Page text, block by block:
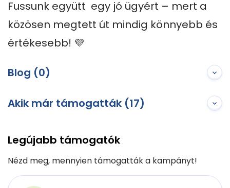
Fussunk együtt  egy jó ügyért – mert a
közösen megtett út mindig könnyebb és
értékesebb! 💜
Blog (0)
Akik már támogatták (17)
Legújabb támogatók
Nézd meg, mennyien támogatták a kampányt!